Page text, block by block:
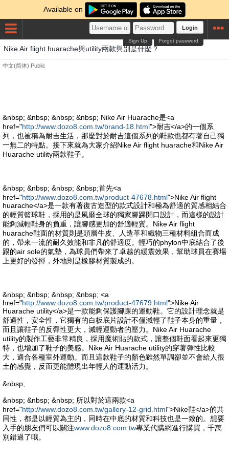
Available on
Login
Forgot password
Sign Up
Nike Air flight huarache與utility兩款與別是什麼？
中文(简体) Public
&nbsp; &nbsp; &nbsp; &nbsp; Nike Air Huarache是<a
href="http://www.dozo8.com.tw/brand-18.html">耐吉</a>的一個系
列，也被稱為耐吉生活，那麼對於耐吉這個系列的鞋款也都有著自己獨
一無二的特點。接下來就為大家介紹Nike Air flight huarache和Nike Air
Huarache utility兩款鞋子。
&nbsp; &nbsp; &nbsp; &nbsp;首先<a
href="http://www.dozo8.com.tw/product-47678.html">Nike Air flight
huarache</a>是一款有著復古造型的款式設計和極為舒適的質感相結合
的輕質籃球鞋，採用的是風靡全球的獨家腳踝開口設計，而這樣的設計
能夠減輕鞋身的負重，讓腳感更加的舒適輕質。Nike Air flight
huarache鞋面的材質則是頭層牛皮、人造革和織物三種材料組合而成
的，帶來一流的耐久效能和非凡的舒適度。輕巧的phylon中底結合了後
跟的air sole的氣墊，為球員們帶來了卓越的緩震效果，幫助球員在賽場
上更好的發揮，外地則是橡膠材質製成的。
&nbsp; &nbsp; &nbsp; &nbsp; <a
href="http://www.dozo8.com.tw/product-47679.html">Nike Air
Huarache utility</a>是一款能夠保護腳踝的運動鞋。它的設計理念就是
舒適性，安全性，它獨有的白板底片設計不僅減輕了鞋子本身的重量，
而且讓鞋子的反彈性更大，減輕運動者的壓力。Nike Air Huarache
utility的製作工藝非常精良，採用魔術貼的款式，讓整個鞋面看起來更獨
特，也增加了鞋子的美感。Nike Air Huarache utility的穿著彈性比較
大，適合各種室外運動。而且這款鞋子的顏色雖然單調卻並不會給人很
土的感覺，反而更能體現出年輕人的運動活力。
&nbsp;
&nbsp; &nbsp; &nbsp; 所以對於這兩款<a
href="http://www.dozo8.com.tw/gallery-12-grid.html">Nike鞋</a>的共
同性，都是以輕質為主的，同時在中底的材質和科技也是一致的。想要
入手的朋友們可以關注www.dozo8.com.tw專業代購網進行購買，千萬
別錯過了哦。